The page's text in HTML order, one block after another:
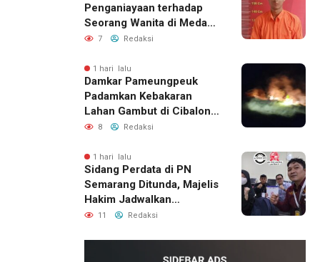
Penganiayaan terhadap
Seorang Wanita di Medan
Ditangkap Polisi
7 Redaksi
1 hari lalu
Damkar Pameungpeuk
Padamkan Kebakaran
Lahan Gambut di Cibalong,
Permukiman Warga
8 Redaksi
1 hari lalu
Sidang Perdata di PN
Semarang Ditunda, Majelis
Hakim Jadwalkan
Pemanggilan Ulang BPR
11 Redaksi